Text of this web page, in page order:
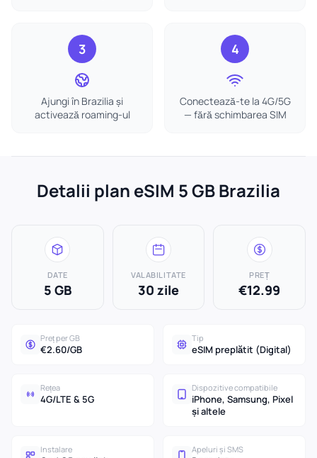
3
Ajungi în Brazilia și
activează roaming-ul
4
Conectează-te la 4G/5G
— fără schimbarea SIM
Detalii plan eSIM 5 GB Brazilia
DATE
5 GB
VALABILITATE
30 zile
PREȚ
€12.99
Preț per GB
€2.60/GB
Tip
eSIM preplătit (Digital)
Rețea
4G/LTE & 5G
Dispozitive compatibile
iPhone, Samsung, Pixel
și altele
Instalare Apeluri și SMS